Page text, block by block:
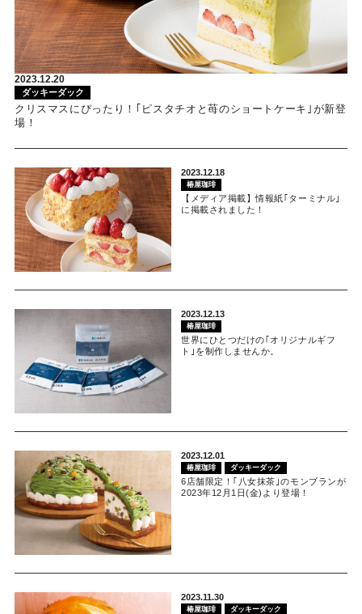
2023.12.20
ダッキーダック
クリスマスにぴったり！｢ピスタチオと苺のショートケーキ｣が新登
場！
2023.12.18
椿屋珈琲
【メディア掲載】情報紙｢ターミナル｣
に掲載されました！
2023.12.13
椿屋珈琲
世界にひとつだけの｢オリジナルギフ
ト｣を制作しませんか。
2023.12.01
椿屋珈琲 ダッキーダック
6店舗限定！｢八女抹茶｣のモンブランが
2023年12月1日(金)より登場！
2023.11.30
椿屋珈琲 ダッキーダック